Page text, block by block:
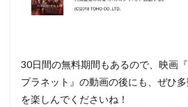
30日間の無料期間もあるので、映画
プラネット』の動画の後にも、ぜひ
を楽しんでくださいね！